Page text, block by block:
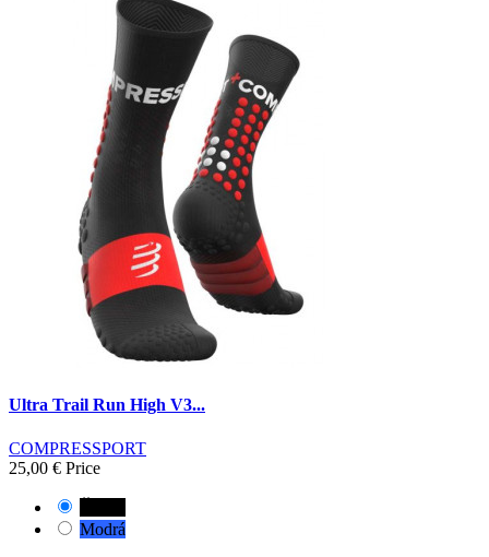
Ultra Trail Run High V3...
COMPRESSPORT
25,00 € Price
Modrá